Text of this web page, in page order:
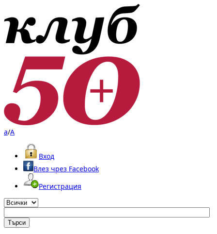
a/A
Вход
Влез чрез Facebook
Регистрация